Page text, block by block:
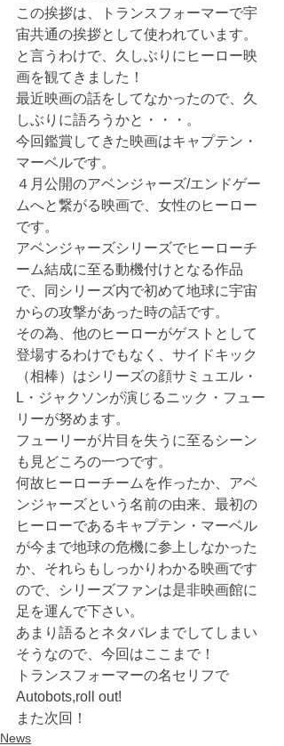
この挨拶は、トランスフォーマーで宇
宙共通の挨拶として使われています。
と言うわけで、久しぶりにヒーロー映
画を観てきました！
最近映画の話をしてなかったので、久
しぶりに語ろうかと・・・。
今回鑑賞してきた映画はキャプテン・
マーベルです。
４月公開のアベンジャーズ/エンドゲー
ムへと繋がる映画で、女性のヒーロー
です。
アベンジャーズシリーズでヒーローチ
ーム結成に至る動機付けとなる作品
で、同シリーズ内で初めて地球に宇宙
からの攻撃があった時の話です。
その為、他のヒーローがゲストとして
登場するわけでもなく、サイドキック
（相棒）はシリーズの顔サミュエル・
L・ジャクソンが演じるニック・フュー
リーが努めます。
フューリーが片目を失うに至るシーン
も見どころの一つです。
何故ヒーローチームを作ったか、アベ
ンジャーズという名前の由来、最初の
ヒーローであるキャプテン・マーベル
が今まで地球の危機に参上しなかった
か、それらもしっかりわかる映画です
ので、シリーズファンは是非映画館に
足を運んで下さい。
あまり語るとネタバレまでしてしまい
そうなので、今回はここまで！
トランスフォーマーの名セリフで
Autobots,roll out!
また次回！
News